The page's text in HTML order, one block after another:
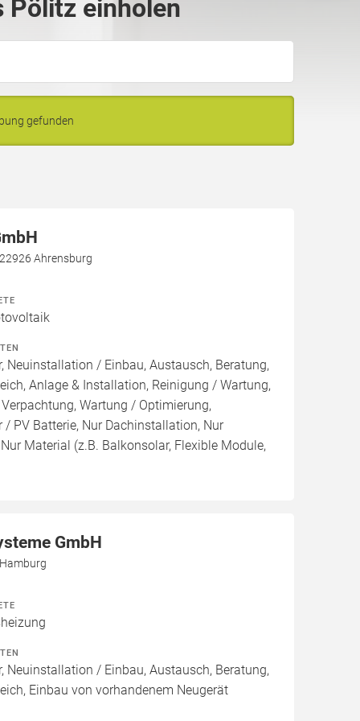
Pölitz einholen
gefunden
Ahrensburg
Neuinstallation / Einbau, Austausch, Beratung,
Anlage & Installation, Reinigung / Wartung,
Wartung / Optimierung,
/ PV Batterie, Nur Dachinstallation, Nur
Material (z.B. Balkonsolar, Flexible Module,
GmbH
Neuinstallation / Einbau, Austausch, Beratung,
Einbau von vorhandenem Neugerät